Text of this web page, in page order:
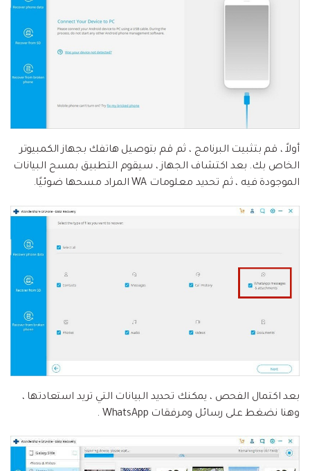
أولاً ، قم بتثبيت البرنامج ، ثم قم بتوصيل هاتفك بجهاز الكمبيوتر
الخاص بك. بعد اكتشاف الجهاز ، سيقوم التطبيق بمسح البيانات
الموجودة فيه ، ثم تحديد معلومات WA المراد مسحها ضوئيًا.
بعد اكتمال الفحص ، يمكنك تحديد البيانات التي تريد استعادتها ،
وهنا نضغط على رسائل ومرفقات WhatsApp .